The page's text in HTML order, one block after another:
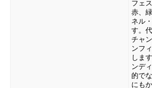
フェ
赤、
ネル
す。
チャ
ンフ
しま
ンデ
的で
にも